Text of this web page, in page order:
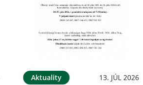
Aktuality 13. JÚL 2026